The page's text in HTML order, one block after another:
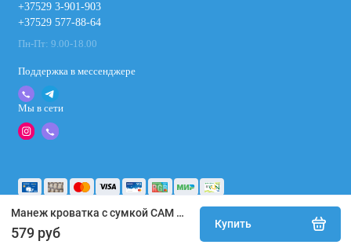
Манеж кроватка с сумкой CAM DAILY PLUS Тедди серый (L113/247)
579 руб
Купить
+37529 3-901-903
+37529 577-88-64
Пн-Пт: 9.00-18.00
Поддержка в мессенджере
Мы в сети